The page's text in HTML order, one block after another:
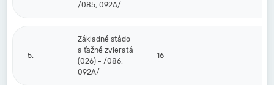
/085, 092A/
5.
Základné stádo
a ťažné zvieratá
(026) - /086,
092A/
16